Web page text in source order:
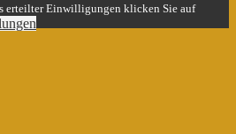
erteilter Einwilligungen klicken Sie auf